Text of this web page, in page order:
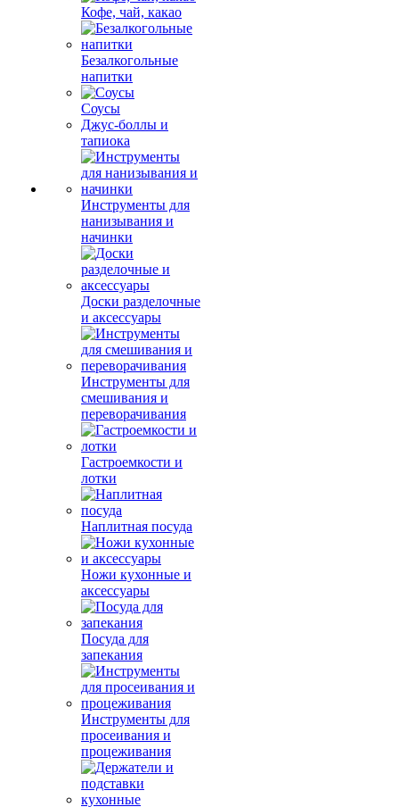
Кофе, чай, какао
Безалкогольные
напитки
Соусы
Джус-боллы и
тапиока
Инструменты для
нанизывания и
начинки
Доски разделочные
и аксессуары
Инструменты для
смешивания и
переворачивания
Гастроемкости и
лотки
Наплитная посуда
Ножи кухонные и
аксессуары
Посуда для
запекания
Инструменты для
просеивания и
процеживания